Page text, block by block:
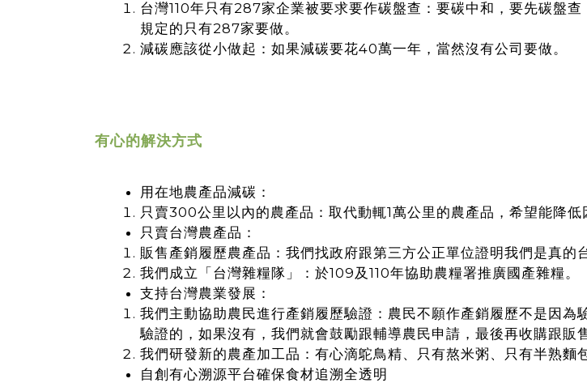
台灣110年只有287家企業被要求要作碳盤查：要碳中和，要先碳盤
規定的只有287家要做。
減碳應該從小做起：如果減碳要花40萬一年，當然沒有公司要做。
有心的解決方式
用在地農產品減碳：
只賣300公里以內的農產品：取代動輒1萬公里的農產品，希望能降低
只賣台灣農產品：
販售產銷履歷農產品：我們找政府跟第三方公正單位證明我們是真
我們成立「台灣雜糧隊」：於109及110年協助農糧署推廣國產雜糧。
支持台灣農業發展：
我們主動協助農民進行產銷履歷驗證：農民不願作產銷履歷不是因
驗證的，如果沒有，我們就會鼓勵跟輔導農民申請，最後再收購跟販
我們研發新的農產加工品： 有心滴鴕鳥精、只有熬米粥、只有半熟麵
自創有心溯源平台確保食材追溯全透明